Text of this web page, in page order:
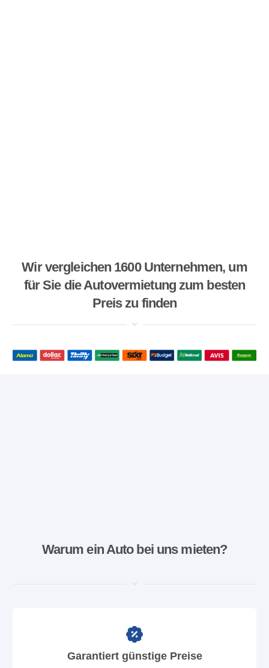
Wir vergleichen 1600 Unternehmen, um
für Sie die Autovermietung zum besten
Preis zu finden
Warum ein Auto bei uns mieten?
Garantiert günstige Preise